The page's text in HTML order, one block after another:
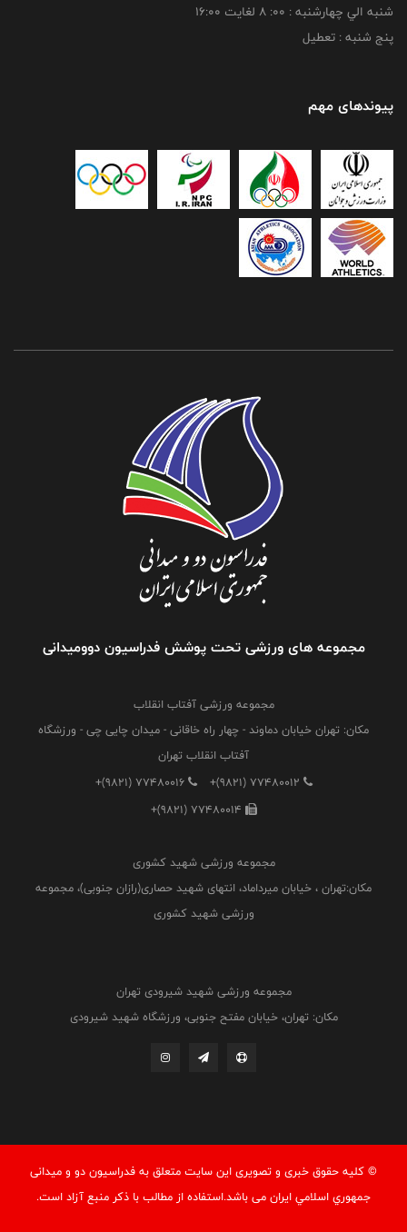
شنبه الي چهارشنبه : 00: 8 لغايت 16:00
پنج شنبه : تعطیل
پیوندهای مهم
مجموعه های ورزشی تحت پوشش فدراسیون دوومیدانی
مجموعه ورزشی آفتاب انقلاب
مکان: تهران خیابان دماوند - چهار راه خاقانی - میدان چایی چی - ورزشگاه
آفتاب انقلاب تهران
+(9821) 77480012
+(9821) 77480016
+(9821) 77480014
مجموعه ورزشی شهید کشوری
مکان:تهران ، خیابان میرداماد، انتهای شهید حصاری(رازان جنوبی)، مجموعه
ورزشی شهید کشوری
مجموعه ورزشی شهید شیرودی تهران
مکان: تهران، خیابان مفتح جنوبی، ورزشگاه شهید شیرودی
© کليه حقوق خبری و تصويری اين سايت متعلق به فدراسيون دو و میدانی
جمهوري اسلامي ايران می باشد.استفاده از مطالب با ذكر منبع آزاد است.